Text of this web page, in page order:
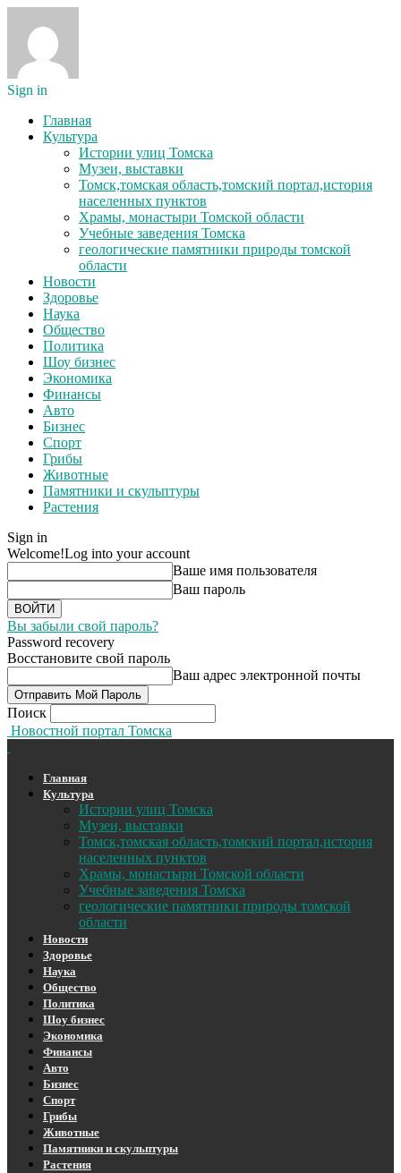
Sign in
Главная
Культура
Истории улиц Томска
Музеи, выставки
Томск,томская область,томский портал,история
населенных пунктов
Храмы, монастыри Томской области
Учебные заведения Томска
геологические памятники природы томской
области
Новости
Здоровье
Наука
Общество
Политика
Шоу бизнес
Экономика
Финансы
Авто
Бизнес
Спорт
Грибы
Животные
Памятники и скульптуры
Растения
Sign in
Welcome!Log into your account
Ваше имя пользователя
Ваш пароль
Вы забыли свой пароль?
Password recovery
Восстановите свой пароль
Ваш адрес электронной почты
Поиск
Новостной портал Томска
Главная
Культура
Истории улиц Томска
Музеи, выставки
Томск,томская область,томский портал,история
населенных пунктов
Храмы, монастыри Томской области
Учебные заведения Томска
геологические памятники природы томской
области
Новости
Здоровье
Наука
Общество
Политика
Шоу бизнес
Экономика
Финансы
Авто
Бизнес
Спорт
Грибы
Животные
Памятники и скульптуры
Растения